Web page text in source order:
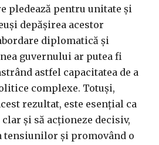
pledează pentru unitate și
depășirea acestor
diplomatică și
guvernului ar putea fi
astfel capacitatea de a
complexe. Totuși,
rezultat, este esențial ca
și să acționeze decisiv,
tensiunilor și promovând o